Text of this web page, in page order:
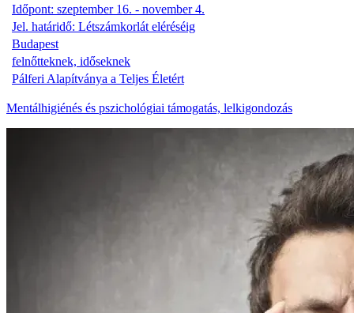
Időpont: szeptember 16. - november 4.
Jel. határidő: Létszámkorlát eléréséig
Budapest
felnőtteknek, időseknek
Pálferi Alapítványa a Teljes Életért
Mentálhigiénés és pszichológiai támogatás, lelkigondozás